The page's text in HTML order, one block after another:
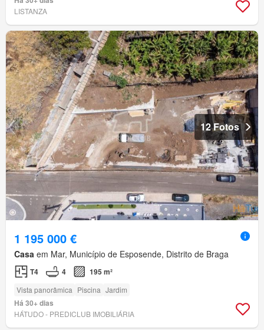
LISTANZA
12 Fotos
1 195 000 €
Casa em Mar, Município de Esposende, Distrito de Braga
T4 4 195 m²
Vista panorâmica Piscina Jardim
Há 30+ dias
HÁTUDO - PREDICLUB IMOBILIÁRIA